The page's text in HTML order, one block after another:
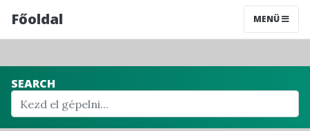
Főoldal MENÜ
SEARCH